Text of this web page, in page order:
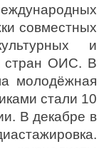
совместных
и
стран ОИС. В
молодёжная
стали 10
В декабре в